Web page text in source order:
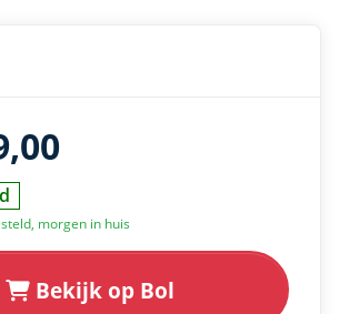
morgen in huis
Bekijk op Bol